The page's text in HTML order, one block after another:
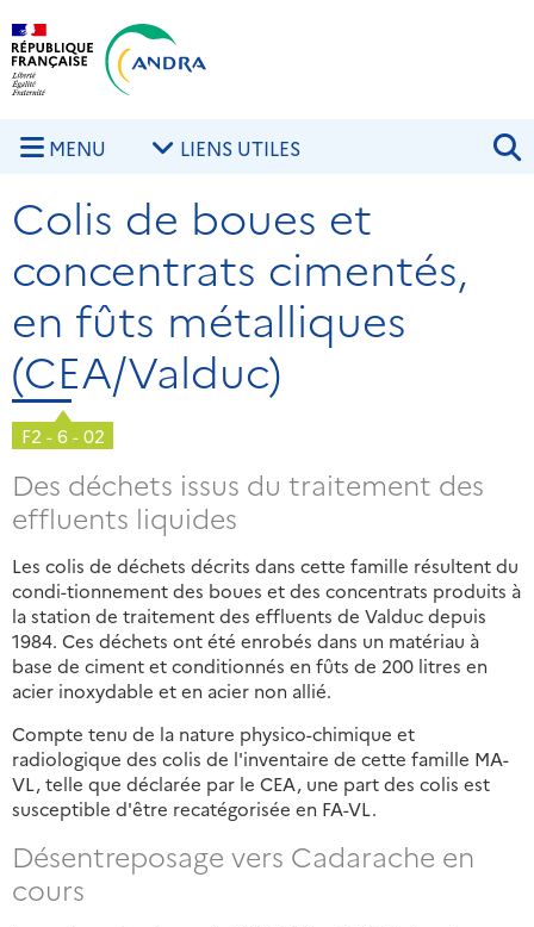
Aller au contenu principal
MENU LIENS UTILES
Colis de boues et
concentrats cimentés,
en fûts métalliques
(CEA/Valduc)
F2 - 6 - 02
Des déchets issus du traitement des
effluents liquides
Les colis de déchets décrits dans cette famille résultent du
condi-tionnement des boues et des concentrats produits à
la station de traitement des effluents de Valduc depuis
1984. Ces déchets ont été enrobés dans un matériau à
base de ciment et conditionnés en fûts de 200 litres en
acier inoxydable et en acier non allié.
Compte tenu de la nature physico-chimique et
radiologique des colis de l'inventaire de cette famille MA-
VL, telle que déclarée par le CEA, une part des colis est
susceptible d'être recatégorisée en FA-VL.
Désentreposage vers Cadarache en
cours